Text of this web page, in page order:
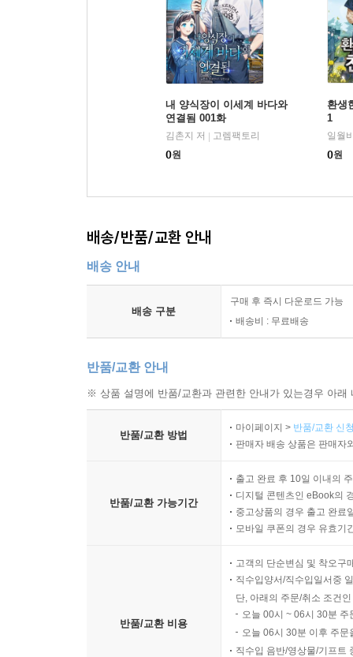
내 양식장이 이세계 바다와
연결됨 001화
김촌지 저 | 고렘팩토리
0원
환생
1
일월
0원
배송/반품/교환 안내
배송 안내
배송 구분
구매 후 즉시 다운로드 가능
배송비 : 무료배송
반품/교환 안내
※ 상품 설명에 반품/교환과 관련한 안내가 있는경우 아
반품/교환 방법
마이페이지 > 반품/교환 신
판매자 배송 상품은 판매자
반품/교환 가능기간
출고 완료 후 10일 이내의
디지털 콘텐츠인 eBook의
중고상품의 경우 출고 완료
모바일 쿠폰의 경우 유효기
반품/교환 비용
고객의 단순변심 및 착오구
직수입양서/직수입일서중
단, 아래의 주문/취소 조건
오늘 00시 ~ 06시 30분
오늘 06시 30분 이후 주
직수입 음반/영상물/기프트